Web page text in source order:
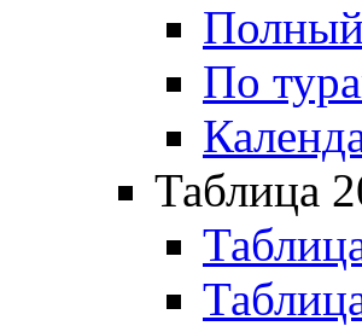
Полный
По
Таблица